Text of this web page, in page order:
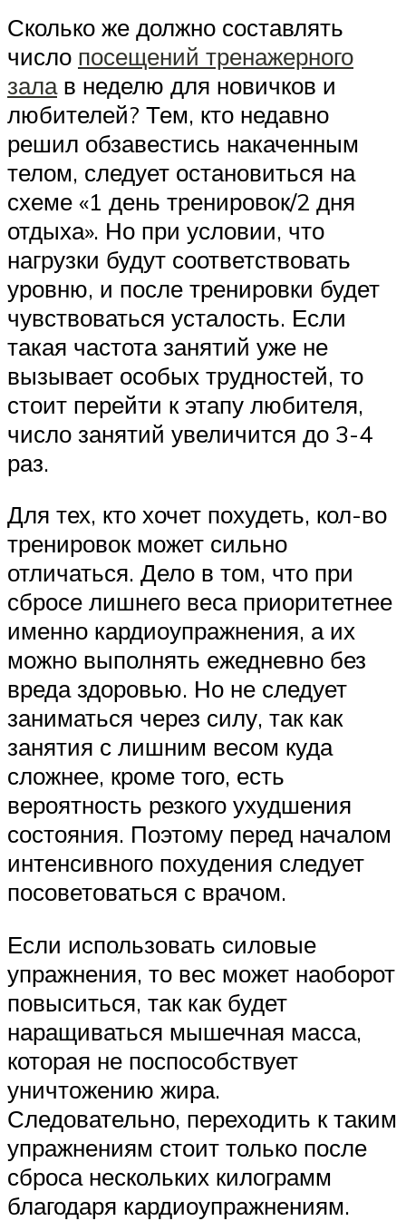
Сколько же должно составлять
число посещений тренажерного
залав неделю для новичков и
любителей? Тем, кто недавно
решил обзавестись накаченным
телом, следует остановиться на
схеме «1 день тренировок/2 дня
отдыха». Но при условии, что
нагрузки будут соответствовать
уровню, и после тренировки будет
чувствоваться усталость. Если
такая частота занятий уже не
вызывает особых трудностей, то
стоит перейти к этапу любителя,
число занятий увеличится до 3-4
раз.
Для тех, кто хочет похудеть, кол-во
тренировок может сильно
отличаться. Дело в том, что при
сбросе лишнего веса приоритетнее
именно кардиоупражнения, а их
можно выполнять ежедневно без
вреда здоровью. Но не следует
заниматься через силу, так как
занятия с лишним весом куда
сложнее, кроме того, есть
вероятность резкого ухудшения
состояния. Поэтому перед началом
интенсивного похудения следует
посоветоваться с врачом.
Если использовать силовые
упражнения, то вес может наоборот
повыситься, так как будет
наращиваться мышечная масса,
которая не поспособствует
уничтожению жира.
Следовательно, переходить к таким
упражнениям стоит только после
сброса нескольких килограмм
благодаря кардиоупражнениям.